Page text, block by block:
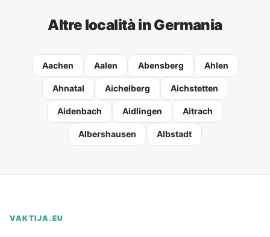
Altre località in Germania
Aachen Aalen Abensberg Ahlen
Ahnatal Aichelberg Aichstetten
Aidenbach Aidlingen Aitrach
Albershausen Albstadt
VAKTIJA.EU